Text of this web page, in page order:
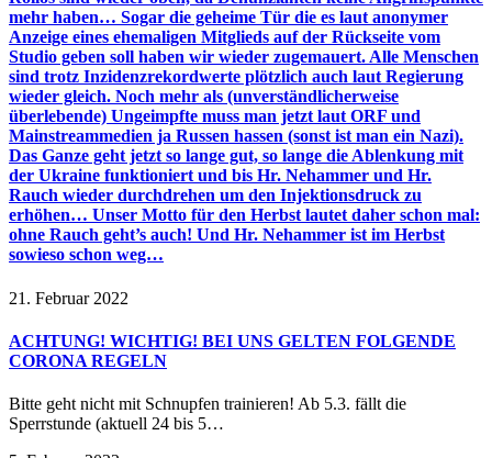
mehr haben… Sogar die geheime Tür die es laut anonymer
Anzeige eines ehemaligen Mitglieds auf der Rückseite vom
Studio geben soll haben wir wieder zugemauert. Alle Menschen
sind trotz Inzidenzrekordwerte plötzlich auch laut Regierung
wieder gleich. Noch mehr als (unverständlicherweise
überlebende) Ungeimpfte muss man jetzt laut ORF und
Mainstreammedien ja Russen hassen (sonst ist man ein Nazi).
Das Ganze geht jetzt so lange gut, so lange die Ablenkung mit
der Ukraine funktioniert und bis Hr. Nehammer und Hr.
Rauch wieder durchdrehen um den Injektionsdruck zu
erhöhen… Unser Motto für den Herbst lautet daher schon mal:
ohne Rauch geht’s auch! Und Hr. Nehammer ist im Herbst
sowieso schon weg…
21. Februar 2022
ACHTUNG! WICHTIG! BEI UNS GELTEN FOLGENDE
CORONA REGELN
Bitte geht nicht mit Schnupfen trainieren! Ab 5.3. fällt die
Sperrstunde (aktuell 24 bis 5…